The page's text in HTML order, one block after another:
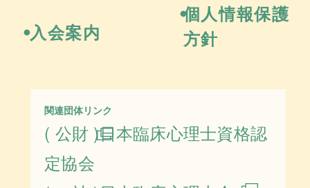
入会案内
個人情報保護
方針
関連団体リンク
( 公財 )日本臨床心理士資格認
定協会